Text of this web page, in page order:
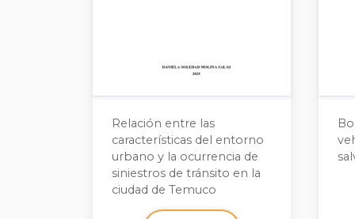
Relación entre las
características del entorno
urbano y la ocurrencia de
siniestros de tránsito en la
ciudad de Temuco